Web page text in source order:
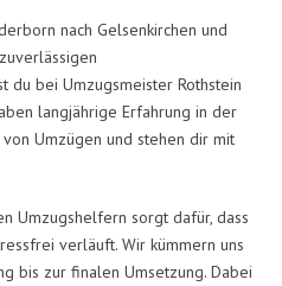
nach Gelsenkirchen und
du bei Umzugsmeister Rothstein
langjährige Erfahrung in der
Umzügen und stehen dir mit
Umzugshelfern sorgt dafür, dass
verläuft. Wir kümmern uns
bis zur finalen Umsetzung. Dabei